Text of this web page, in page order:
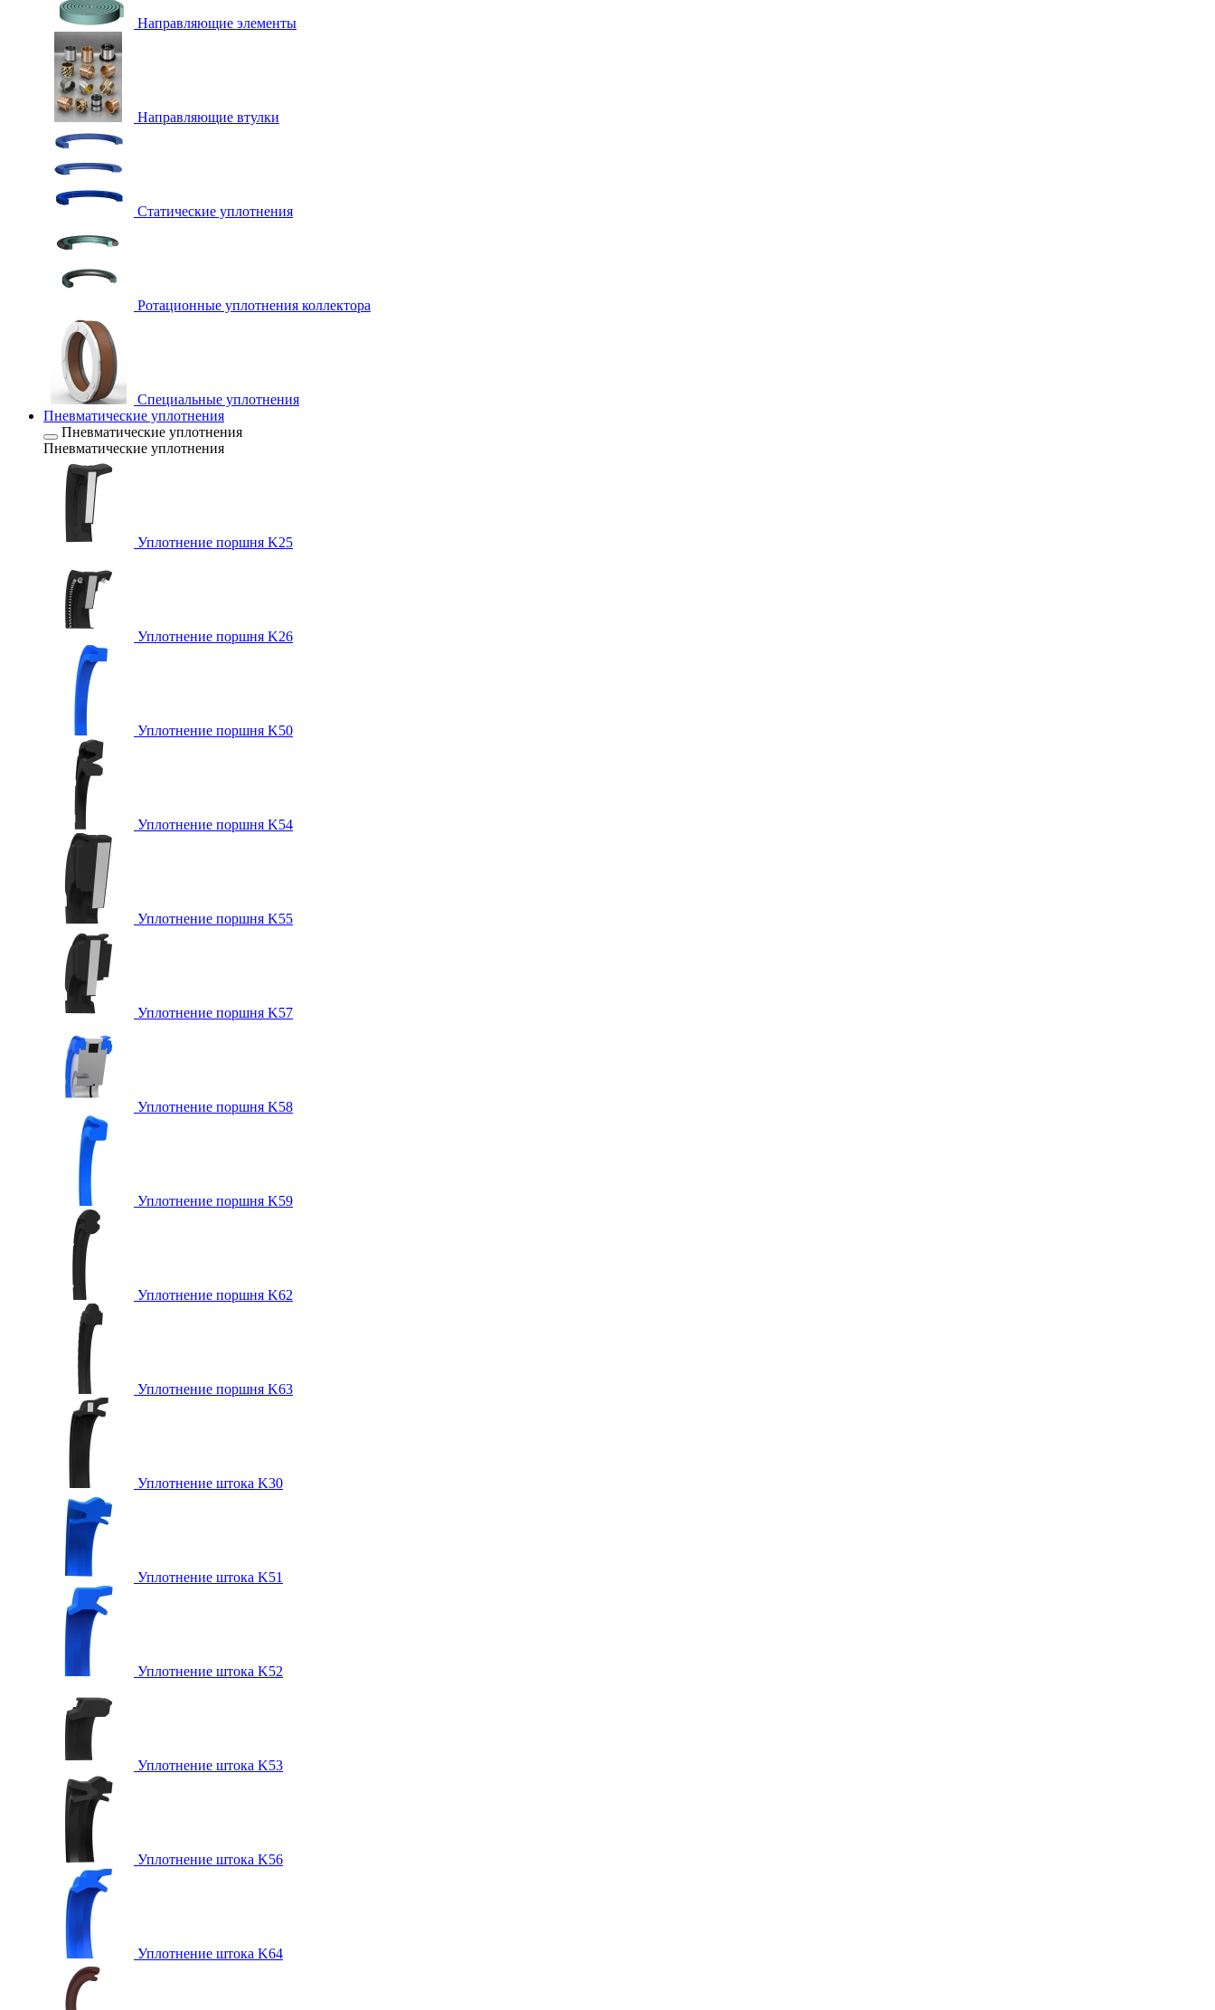
Направляющие элементы
Направляющие втулки
Статические уплотнения
Ротационные уплотнения коллектора
Специальные уплотнения
Пневматические уплотнения
Пневматические уплотнения
Пневматические уплотнения
Уплотнение поршня K25
Уплотнение поршня K26
Уплотнение поршня K50
Уплотнение поршня K54
Уплотнение поршня K55
Уплотнение поршня K57
Уплотнение поршня K58
Уплотнение поршня K59
Уплотнение поршня K62
Уплотнение поршня K63
Уплотнение штока K30
Уплотнение штока K51
Уплотнение штока K52
Уплотнение штока K53
Уплотнение штока K56
Уплотнение штока K64